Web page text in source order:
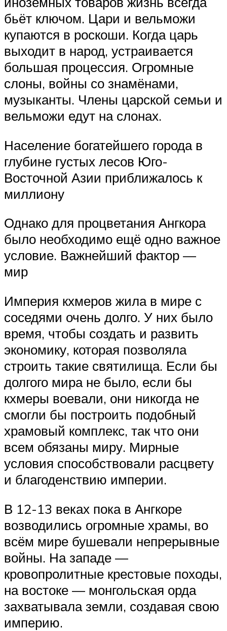
бьёт ключом. Цари и вельможи
купаются в роскоши. Когда царь
выходит в народ, устраивается
большая процессия. Огромные
слоны, войны со знамёнами,
музыканты. Члены царской семьи и
вельможи едут на слонах.
Население богатейшего города в
глубине густых лесов Юго-
Восточной Азии приближалось к
миллиону
Однако для процветания Ангкора
было необходимо ещё одно важное
условие. Важнейший фактор —
мир
Империя кхмеров жила в мире с
соседями очень долго. У них было
время, чтобы создать и развить
экономику, которая позволяла
строить такие святилища. Если бы
долгого мира не было, если бы
кхмеры воевали, они никогда не
смогли бы построить подобный
храмовый комплекс, так что они
всем обязаны миру. Мирные
условия способствовали расцвету
и благоденствию империи.
В 12-13 веках пока в Ангкоре
возводились огромные храмы, во
всём мире бушевали непрерывные
войны. На западе —
кровопролитные крестовые походы,
на востоке — монгольская орда
захватывала земли, создавая свою
империю.